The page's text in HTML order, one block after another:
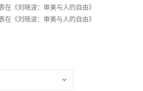
在《刘晓波：审美与人的自由》
在《刘晓波：审美与人的自由》